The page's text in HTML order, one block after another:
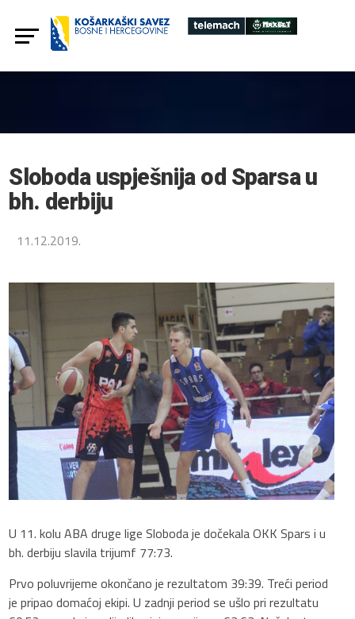
Sloboda uspješnija od Sparsa u
bh. derbiju
11.12.2019.
U 11. kolu ABA druge lige Sloboda je dočekala OKK Spars i u
bh. derbiju slavila trijumf 77:73.
Prvo poluvrijeme okončano je rezultatom 39:39. Treći period
je pripao domaćoj ekipi. U zadnji period se ušlo pri rezultatu